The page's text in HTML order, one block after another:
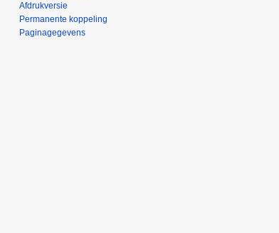
Afdrukversie
Permanente koppeling
Paginagegevens